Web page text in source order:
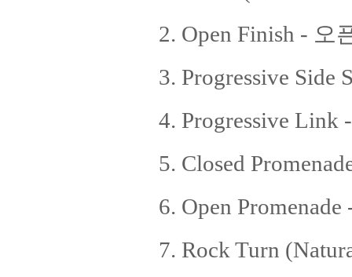
2. Open Finish - 오
3. Progressive
4. Progressive
5. Closed
6. Open
7. Rock Turn